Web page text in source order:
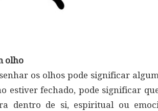
olho
os olhos pode significar
estiver fechado, pode significar
dentro de si, espiritual ou